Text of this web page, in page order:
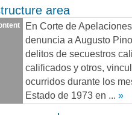
area
En Corte de
denuncia a Augusto
delitos de secuestros
calificados y otros,
ocurridos durante los
Estado de 1973 en
»